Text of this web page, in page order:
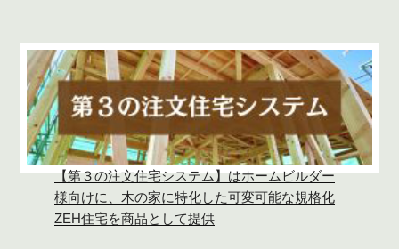
【第３の注文住宅システム】はホームビルダー
様向けに、木の家に特化した可変可能な規格化
ZEH住宅を商品として提供